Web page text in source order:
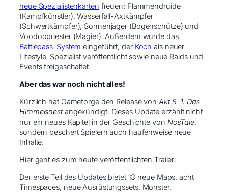
neue Spezialistenkarten freuen: Flammendruide
(Kampfkünstler), Wasserfall-Axtkämpfer
(Schwertkämpfer), Sonnenjäger (Bogenschütze) und
Voodoopriester (Magier). Außerdem wurde das
Battlepass-System eingeführt, der Koch als neuer
Lifestyle-Spezialist veröffentlicht sowie neue Raids und
Events freigeschaltet.
Aber das war noch nicht alles!
Kürzlich hat Gameforge den Release vonAkt 8-1: Das
Himmelsnestangekündigt. Dieses Update erzählt nicht
nur ein neues Kapitel in der Geschichte von NosTale,
sondern beschert Spielern auch haufenweise neue
Inhalte.
Hier geht es zum heute veröffentlichten Trailer:
Der erste Teil des Updates bietet 13 neue Maps, acht
Timespaces, neue Ausrüstungssets, Monster,